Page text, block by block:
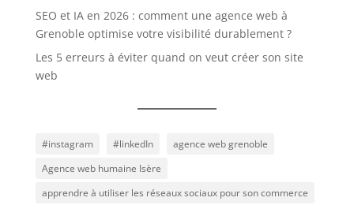
SEO et IA en 2026 : comment une agence web à
Grenoble optimise votre visibilité durablement ?
Les 5 erreurs à éviter quand on veut créer son site
web
#instagram #linkedIn
agence web grenoble
Agence web humaine Isère
apprendre à utiliser les réseaux sociaux pour son commerce